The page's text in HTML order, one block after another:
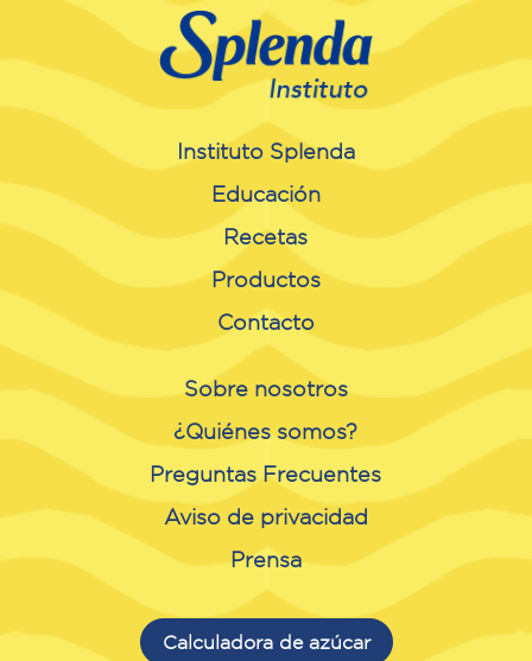
Instituto Splenda
Educación
Recetas
Productos
Contacto
Sobre nosotros
¿Quiénes somos?
Preguntas Frecuentes
Aviso de privacidad
Prensa
Calculadora de azúcar